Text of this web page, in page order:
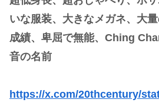
いな服装、大きなメガネ、大
成績、卑屈で無能、Ching
音の名前
https://x.com/20thcentury/